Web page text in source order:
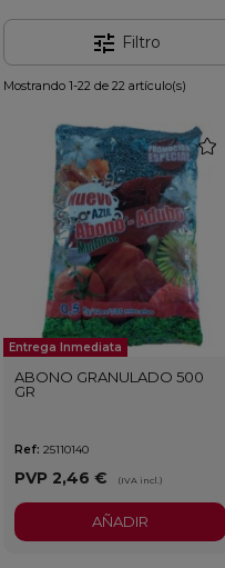
tune Filtro
Mostrando 1-22 de 22 artículo(s)
Entrega Inmediata
ABONO GRANULADO 500
GR
Ref: 25110140
PVP 2,46 € (IVA incl.)
AÑADIR